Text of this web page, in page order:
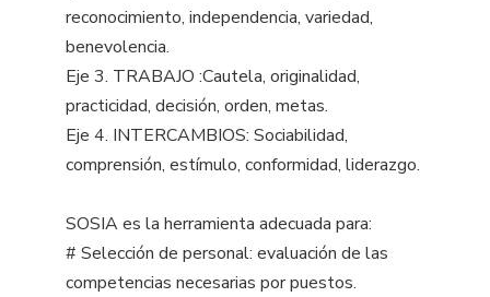
reconocimiento, independencia, variedad,
benevolencia.
Eje 3. TRABAJO :Cautela, originalidad,
practicidad, decisión, orden, metas.
Eje 4. INTERCAMBIOS: Sociabilidad,
comprensión, estímulo, conformidad, liderazgo.
SOSIA es la herramienta adecuada para:
# Selección de personal: evaluación de las
competencias necesarias por puestos.